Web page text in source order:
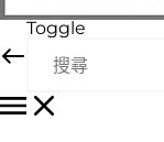
Toggle